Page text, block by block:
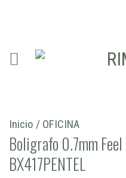
Inicio / OFICINA
Boligrafo 0.7mm
BX417PENTEL